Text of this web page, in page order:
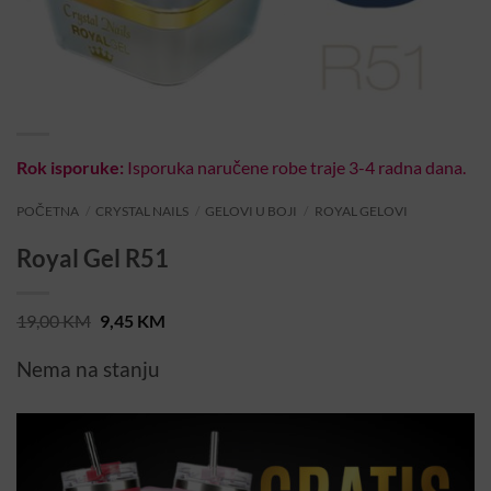
Rok isporuke: Isporuka naručene robe traje 3-4 radna dana.
POČETNA CRYSTAL NAILS GELOVI U BOJI ROYAL GELOVI
Royal Gel R51
19,00KM Original
price
19,00 KM.
9,45 KMCurrent
Nema na stanju